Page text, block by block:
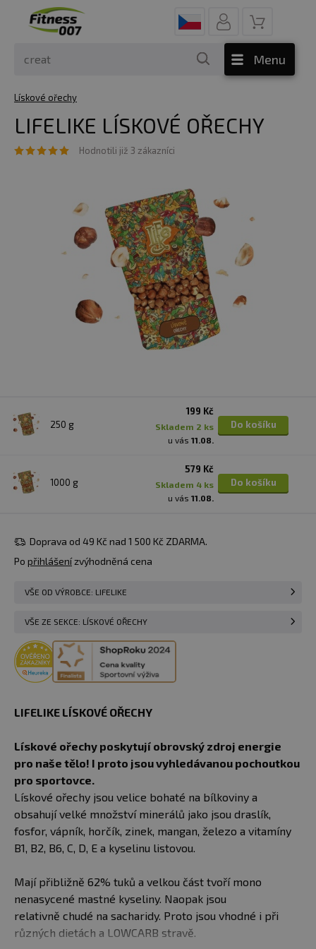
Menu
Lískové ořechy
LIFELIKE LÍSKOVÉ OŘECHY
Hodnotili již 3 zákazníci
250 g
199 Kč
skladem 2 ks
u vás 11.08.
Do košíku
1000 g
579 Kč
skladem 4 ks
u vás 11.08.
Do košíku
Doprava od 49 Kč nad 1 500 Kč ZDARMA.
Po přihlášenízvýhodněná cena
VŠE OD VÝROBCE: LIFELIKE
VŠE ZE SEKCE: LÍSKOVÉ OŘECHY
LIFELIKE LÍSKOVÉ OŘECHY
Lískové ořechy poskytují obrovský zdroj energie
pro naše tělo! I proto jsou vyhledávanou pochoutkou
pro sportovce.
Lískové ořechy jsou velice bohaté na bílkoviny a
obsahují velké množství minerálů jako jsou draslík,
fosfor, vápník, horčík, zinek, mangan, železo a vitamíny
B1, B2, B6, C, D, E a kyselinu listovou.
Mají přibližně 62% tuků a velkou část tvoří mono
nenasycené mastné kyseliny. Naopak jsou
relativně chudé na sacharidy. Proto jsou vhodné i při
různých dietách a LOWCARB stravě.